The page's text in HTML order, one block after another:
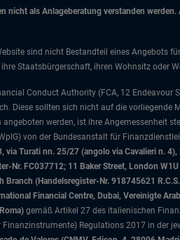
als Anlageberatung verstanden
sind nicht Bestandteil eines Angebots
Staatsbürgerschaft, ihren Wohnsitz oder
Conduct Authority (FCA, 12 Endeavour
Diese sollten sich nicht auf die vorliegende
werden, ist ihre Angemessenheit
von der Bundesanstalt für
Turati nn. 25/27 (angolo via Cavalieri n.
FC037712; 11 Baker Street, London
(Handelsregister-Nr. 918745621
Financial Centre, Dubai, Vereinigte
gemäß Artikel 27 des italienischen
Regulations 2017 in der